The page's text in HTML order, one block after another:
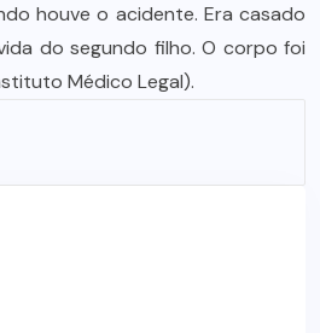
houve o acidente. Era casado
do segundo filho. O corpo foi
Médico Legal).